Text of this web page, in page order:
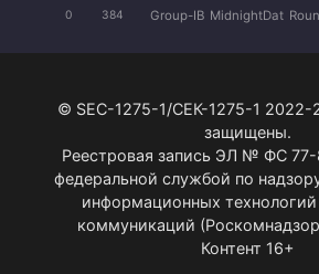
0 384 Group-IB MidnightDat
© SEC-1275-1/СЕК-1275-1 2022-
защищены.
Реестровая запись ЭЛ № ФС
федеральной службой по
информационных
коммуникаций
Контент 16+